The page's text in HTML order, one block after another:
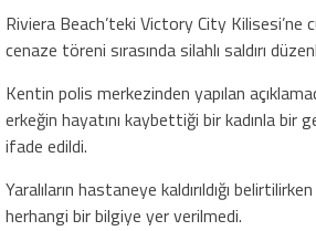
Riviera Beach’teki Victory City Kilisesi’ne
cenaze töreni sırasında silahlı saldırı
Kentin polis merkezinden yapılan
erkeğin hayatını kaybettiği bir kadınla bir
ifade edildi.
Yaralıların hastaneye kaldırıldığı
herhangi bir bilgiye yer verilmedi.